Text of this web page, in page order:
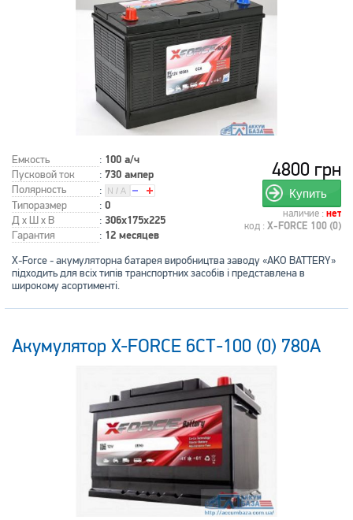
Емкость : 100 а/ч
Пусковой ток : 730 ампер
Полярность
:
Типоразмер
: 0
Д x Ш x В : 306x175x225
Гарантия : 12 месяцев
4800 грн
Купить
наличие : нет
код : X-FORCE 100 (0)
X-Force - акумуляторна батарея виробництва заводу «AKO BATTERY»
підходить для всіх типів транспортних засобів і представлена в
широкому асортименті.
Акумулятор X-FORCE 6СТ-100 (0) 780A